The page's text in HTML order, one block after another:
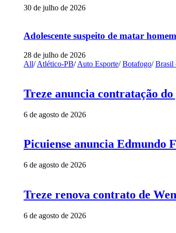
30 de julho de 2026
Adolescente suspeito de matar
28 de julho de 2026
All/ Atlético-PB/ Auto Esporte/ Botafogo/ Brasil
Treze anuncia contratação
6 de agosto de 2026
Picuiense anuncia Edmundo
6 de agosto de 2026
Treze renova contrato de
6 de agosto de 2026